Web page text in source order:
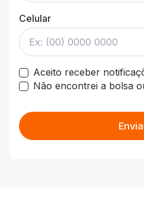
Celular
Aceito receber
Não encontrei a bolsa